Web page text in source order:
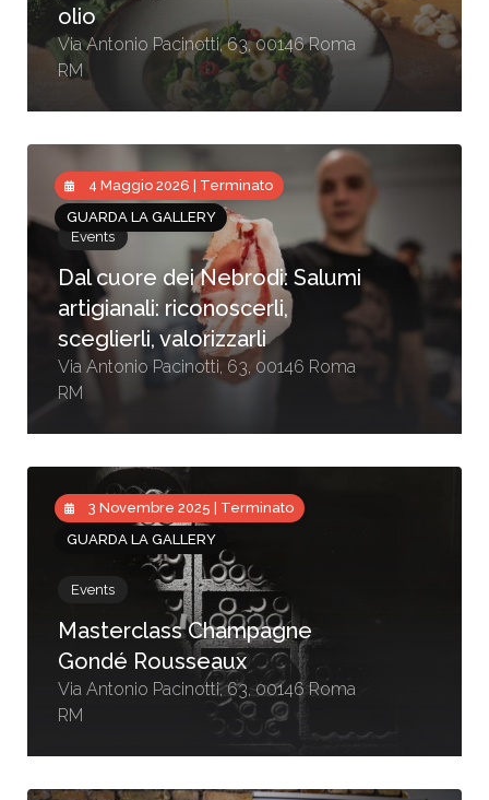
olio
Via Antonio Pacinotti, 63, 00146 Roma
RM
4 Maggio 2026 | Terminato
GUARDA LA GALLERY
Events
Dal cuore dei Nebrodi: Salumi
artigianali: riconoscerli,
sceglierli, valorizzarli
Via Antonio Pacinotti, 63, 00146 Roma
RM
3 Novembre 2025 | Terminato
GUARDA LA GALLERY
Events
Masterclass Champagne
Gondé Rousseaux
Via Antonio Pacinotti, 63, 00146 Roma
RM